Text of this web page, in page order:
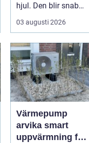
hjul. Den blir snabbt
03 augusti 2026
Värmepump
arvika smart
uppvärmning för